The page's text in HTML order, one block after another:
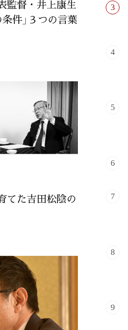
監督・井上康生
件」３つの言葉
てた吉田松陰の